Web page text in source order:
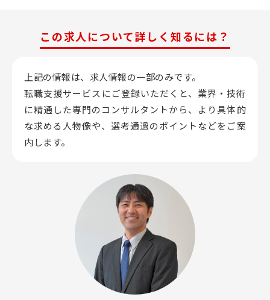
この求人について詳しく知るには？
上記の情報は、求人情報の一部のみです。
転職支援サービスにご登録いただくと、業界・技術
に精通した専門のコンサルタントから、 より具体的
な求める人物像や、選考通過のポイントなどをご案
内します。